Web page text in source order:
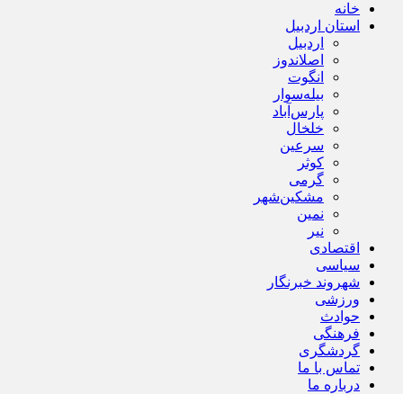
خانه
استان اردبیل
اردبیل
اصلاندوز
انگوت
بیله‌سوار
پارس‌آباد
خلخال
سرعین
کوثر
گرمی
مشکین‌شهر
نمین
نیر
اقتصادی
سیاسی
شهروند خبرنگار
ورزشی
حوادث
فرهنگی
گردشگری
تماس با ما
درباره ما